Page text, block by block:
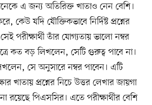
এ জন্য অতিরিক্ত খাতাও নেন বেশি।
কেউ যদি যৌক্তিকভাবে নির্দিষ্ট প্রশ্নের
পরীক্ষার্থী তাঁর যোগ্যতায় ভালো নম্বর
কত বড় লিখলেন, সেটি গুরুত্ব পাবে না।
সে অনুসারে নম্বর পাবেন। এটি
খাতায় প্রশ্নের নিচে উত্তর লেখার জায়গা
রয়েছে পিএসসির। এতে পরীক্ষার্থীর বেশি